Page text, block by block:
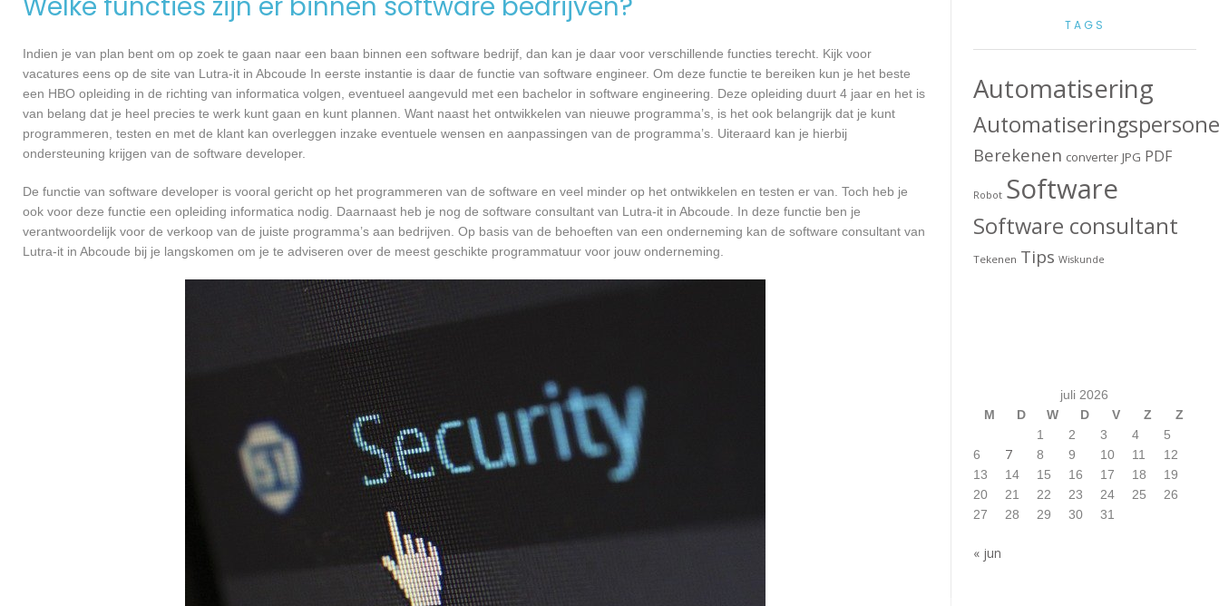
Welke functies zijn er binnen software bedrijven?
Indien je van plan bent om op zoek te gaan naar een baan binnen een software bedrijf, dan kan je daar voor verschillende functies terecht. Kijk voor
vacatures eens op de site van Lutra-it in Abcoude In eerste instantie is daar de functie van software engineer. Om deze functie te bereiken kun je het beste
een HBO opleiding in de richting van informatica volgen, eventueel aangevuld met een bachelor in software engineering. Deze opleiding duurt 4 jaar en het is
van belang dat je heel precies te werk kunt gaan en kunt plannen. Want naast het ontwikkelen van nieuwe programma’s, is het ook belangrijk dat je kunt
programmeren, testen en met de klant kan overleggen inzake eventuele wensen en aanpassingen van de programma’s. Uiteraard kan je hierbij
ondersteuning krijgen van de software developer.
De functie van software developer is vooral gericht op het programmeren van de software en veel minder op het ontwikkelen en testen er van. Toch heb je
ook voor deze functie een opleiding informatica nodig. Daarnaast heb je nog de software consultant van Lutra-it in Abcoude. In deze functie ben je
verantwoordelijk voor de verkoop van de juiste programma’s aan bedrijven. Op basis van de behoeften van een onderneming kan de software consultant van
Lutra-it in Abcoude bij je langskomen om je te adviseren over de meest geschikte programmatuur voor jouw onderneming.
TAGS
Automatisering
Berekenen converter JPG PDF
Robot Software
Software consultant
Tekenen Tips Wiskunde
juli 2026
M
D W D V Z
Z
1
2 3 4
5
6
7 8 9 10 11
12
13
14 15 16 17 18
19
20
21 22 23 24 25
26
27
28 29 30 31
« jun